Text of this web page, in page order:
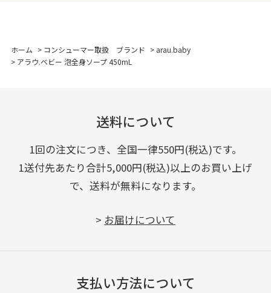
ホーム > コンシューマー取扱 ブランド > arau.baby
> アラウ.ベビー 泡全身ソープ 450mL
送料について
1回の注文につき、全国一律550円(税込)です。
1送付先あたり合計5,000円(税込)以上のお買い上げ
で、送料が無料になります。
> お届けについて
支払い方法について